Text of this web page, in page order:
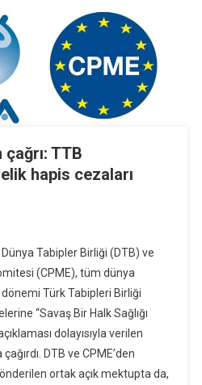
çağrı: TTB
hapis cezaları
Tabipler Birliği (DTB) ve
(CPME), tüm dünya
Türk Tabipleri Birliği
“Savaş Bir Halk Sağlığı
dolayısıyla verilen
DTB ve CPME’den
ortak açık mektupta da,